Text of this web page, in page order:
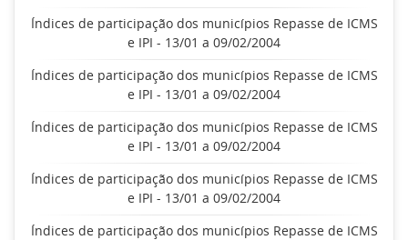
Índices de participação dos municípios Repasse de ICMS
e IPI - 13/01 a 09/02/2004
Índices de participação dos municípios Repasse de ICMS
e IPI - 13/01 a 09/02/2004
Índices de participação dos municípios Repasse de ICMS
e IPI - 13/01 a 09/02/2004
Índices de participação dos municípios Repasse de ICMS
e IPI - 13/01 a 09/02/2004
Índices de participação dos municípios Repasse de ICMS